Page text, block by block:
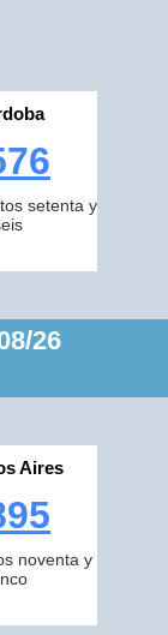
setenta y
26
Aires
noventa y